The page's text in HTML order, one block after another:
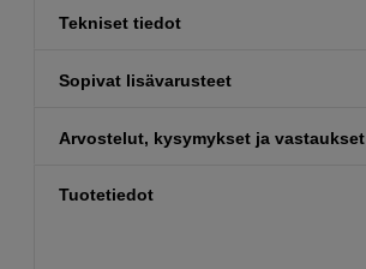
Tekniset tiedot
Sopivat lisävarusteet
Arvostelut, kysymykset ja vastaukset
Tuotetiedot